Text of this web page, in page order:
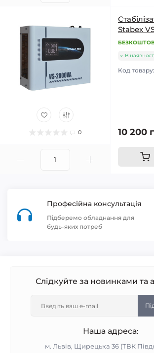
0
Stabex
В
Код товару:
10 200
Професійна консультація
Підберемо обладнання для
будь-яких потреб
Слідкуйте за новинками та
Наша адреса:
м. Львів, Щирецька 36 (ТВК